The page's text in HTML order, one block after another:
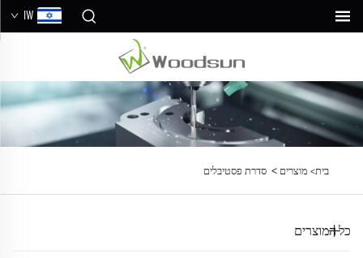
IW
בית> מוצרים > סדרת פסטיבלים
כל המוצרים